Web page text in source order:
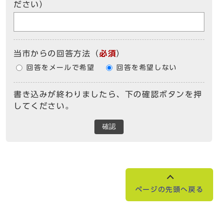
ださい）
当市からの回答方法 （必須）
回答をメールで希望 回答を希望しない
書き込みが終わりましたら、下の確認ボタンを押
してください。
確認
ページの先頭へ戻る